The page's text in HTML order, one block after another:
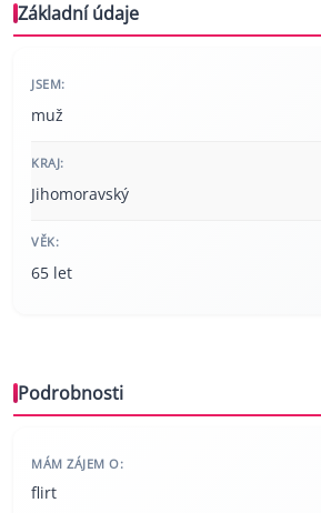
Základní údaje
JSEM:
muž
KRAJ:
Jihomoravský
VĚK:
65 let
Podrobnosti
MÁM ZÁJEM O:
flirt